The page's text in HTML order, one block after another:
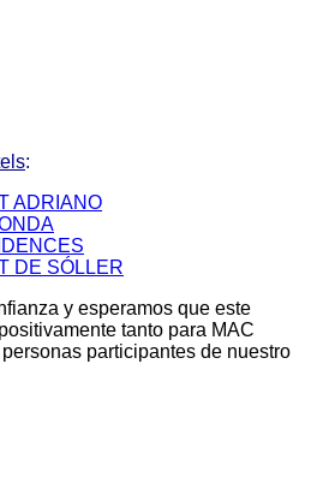
:
ADRIANO
DE SÓLLER
y esperamos que este
tanto para MAC
participantes de nuestro